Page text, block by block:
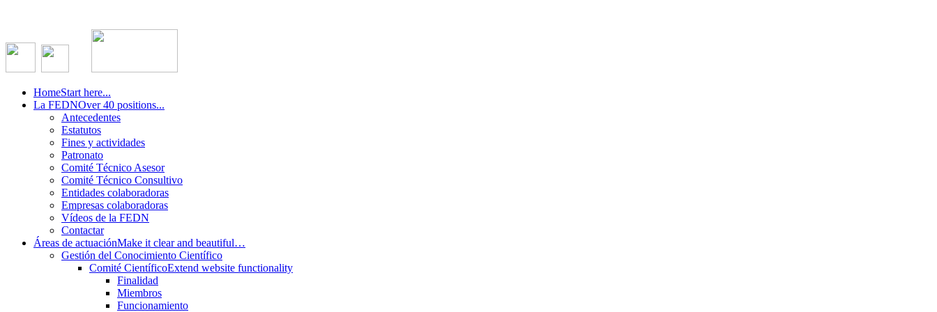
HomeStart here...
La FEDNOver 40 positions...
Antecedentes
Estatutos
Fines y actividades
Patronato
Comité Técnico Asesor
Comité Técnico Consultivo
Entidades colaboradoras
Empresas colaboradoras
Vídeos de la FEDN
Contactar
Áreas de actuaciónMake it clear and beautiful…
Gestión del Conocimiento Científico
Comité CientíficoExtend website functionality
Finalidad
Miembros
Funcionamiento